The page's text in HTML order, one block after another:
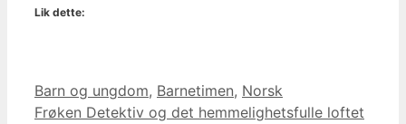
Lik dette:
Kategorier
Barn og ungdom, Barnetimen, Norsk
Frøken Detektiv og det hemmelighetsfulle loftet